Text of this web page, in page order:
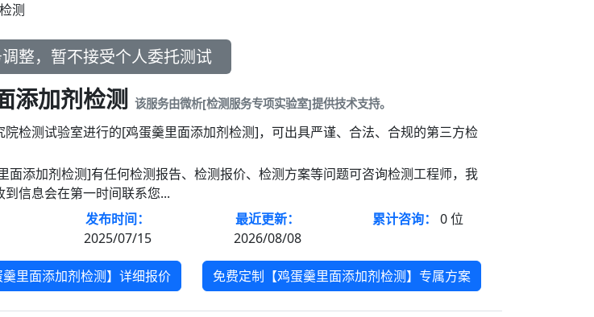
测
整，暂不接受个人委托测试
添加剂检测 该服务由微析[检测服务专项实验室]提供技术支持。
院检测试验室进行的[鸡蛋羹里面添加剂检测]，可出具严谨、合法、合规的第三方检
面添加剂检测]有任何检测报告、检测报价、检测方案等问题可咨询检测工程师，我
信息会在第一时间联系您...
发布时间：
2025/07/15
最近更新：
2026/08/08
累计咨询： 0位
里面添加剂检测】详细报价 免费定制【鸡蛋羹里面添加剂检测】专属方案